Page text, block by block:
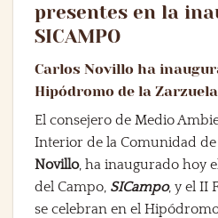
presentes en la
SICAMPO
Carlos Novillo ha
Hipódromo de la Zarzuela
El consejero de Medio
Interior de la Comunidad
Novillo, ha inaugurado hoy
del Campo, SICampo, y el II
se celebran en el